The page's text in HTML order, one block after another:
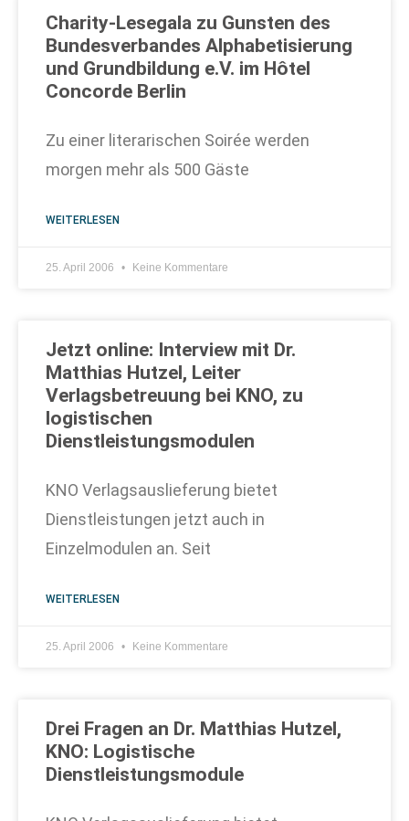
Charity-Lesegala zu Gunsten des
Bundesverbandes Alphabetisierung
und Grundbildung e.V. im Hôtel
Concorde Berlin
Zu einer literarischen Soirée werden
morgen mehr als 500 Gäste
WEITERLESEN
25. April 2006 Keine Kommentare
Jetzt online: Interview mit Dr.
Matthias Hutzel, Leiter
Verlagsbetreuung bei KNO, zu
logistischen
Dienstleistungsmodulen
KNO Verlagsauslieferung bietet
Dienstleistungen jetzt auch in
Einzelmodulen an. Seit
WEITERLESEN
25. April 2006 Keine Kommentare
Drei Fragen an Dr. Matthias Hutzel,
KNO: Logistische
Dienstleistungsmodule